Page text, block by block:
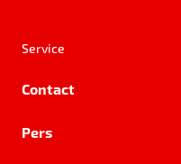
Service
Contact
Pers